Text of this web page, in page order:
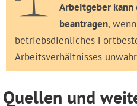
Arbeitgeber
beantragen,
betriebsdienliches
Arbeitsverhältnisses
Quellen und